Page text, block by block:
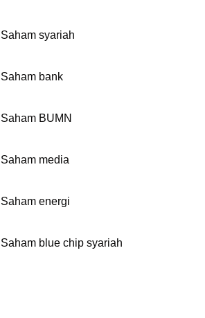
Saham syariah
Saham bank
Saham BUMN
Saham media
Saham energi
Saham blue chip syariah